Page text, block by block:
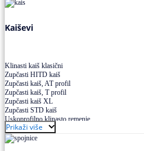
Kaiševi
Klinasti kaiš klasični
Zupčasti HITD kaiš
Zupčasti kaiš, AT profil
Zupčasti kaiš, T profil
Zupčasti kaiš XL
Zupčasti STD kaiš
Uskoprofilno klinasto remenje
Uskoprofilno klinasto remenje spojeno
Uskoprofilno klinasto remenje XP extra power
Višekanalno remenje PJ,PK
Prikaži više